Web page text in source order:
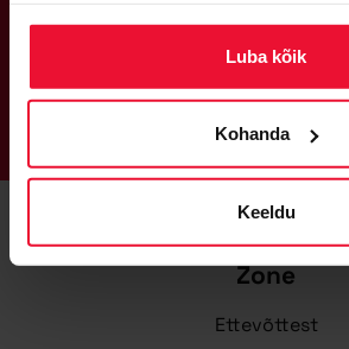
Luba kõik
Kohanda
Keeldu
.fi 16.67€/aasta .eu 6.00€/aasta .com
Zone
Ettevõttest